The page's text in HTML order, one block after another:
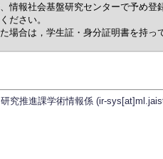
情報社会基盤研究センターで予め登
ださい。
場合は，学生証・身分証明書を持っ
究推進課学術情報係 (ir-